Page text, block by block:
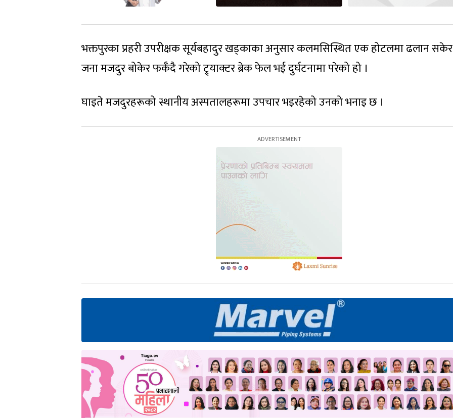
भक्तपुरका प्रहरी उपरीक्षक सूर्यबहादुर खड्काका अनुसार कलमसिस्थित एक होटलमा ढलान
जना ‍मजदुर बोकेर फर्कँदै गरेको ट्र्याक्टर ब्रेक फेल भई दुर्घटनामा परेको हो ।
घाइते मजदुरहरूको स्थानीय अस्पतालहरूमा उपचार भइरहेको उनको भनाइ छ ।